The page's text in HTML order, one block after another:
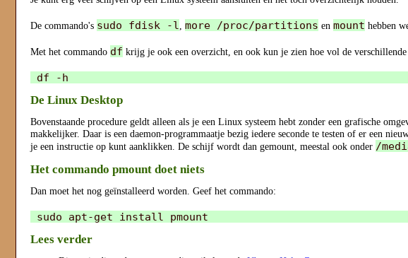
De commando's sudo fdisk -l ,more /proc/partitions enmount hebben
Met het commando df krijg je ook een overzicht, en ook kun je zien hoe vol de
De Linux Desktop
Bovenstaande procedure geldt alleen als je een Linux systeem hebt zonder een grafische
makkelijker. Daar is een daemon-programmaatje bezig iedere seconde te testen of er een
je een instructie op kunt aanklikken. De schijf wordt dan gemount, meestal ook onder /
Het commando pmount doet niets
Dan moet het nog geïnstalleerd worden. Geef het commando:
Lees verder